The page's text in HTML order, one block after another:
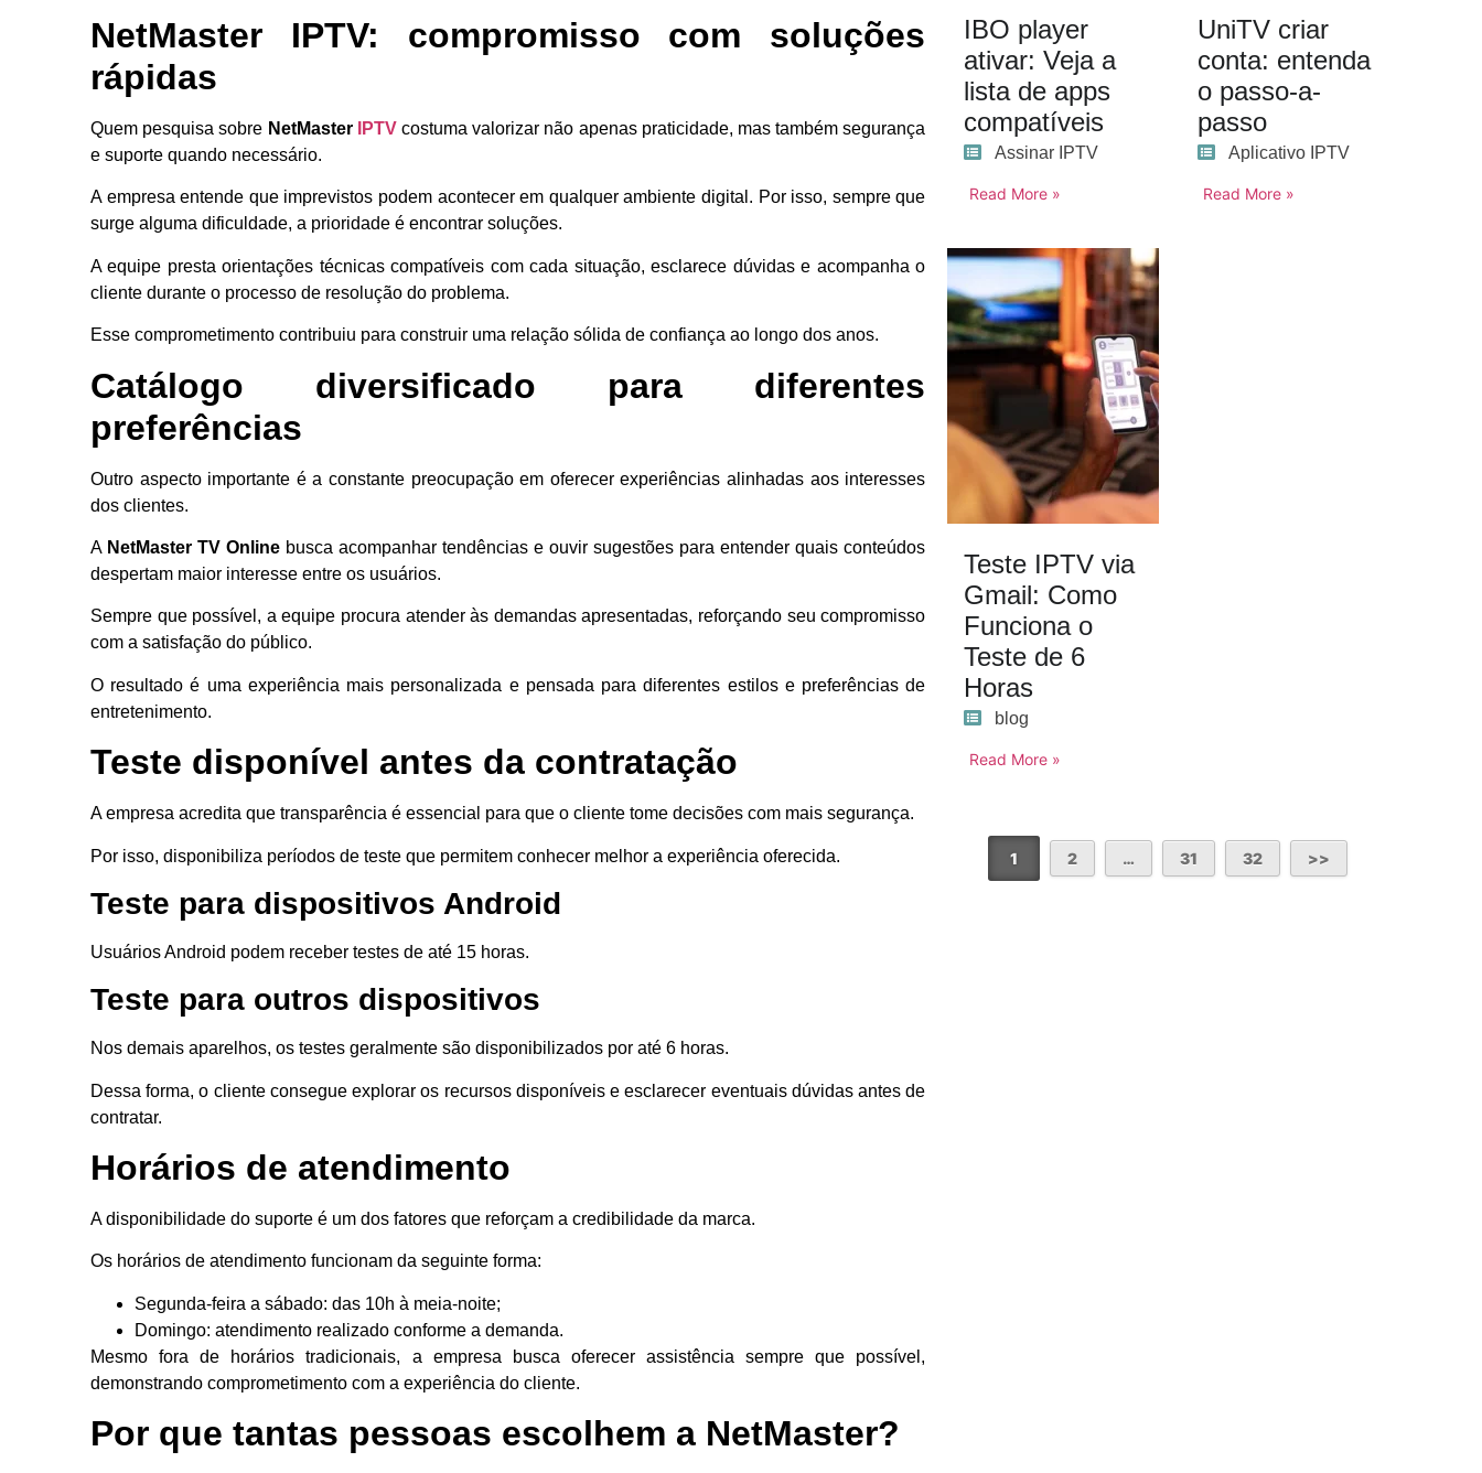
NetMaster IPTV: compromisso com soluções
rápidas
Quem pesquisa sobre NetMaster IPTVcostuma valorizar não apenas praticidade, mas também segurança
e suporte quando necessário.
A empresa entende que imprevistos podem acontecer em qualquer ambiente digital. Por isso, sempre que
surge alguma dificuldade, a prioridade é encontrar soluções.
A equipe presta orientações técnicas compatíveis com cada situação, esclarece dúvidas e acompanha o
cliente durante o processo de resolução do problema.
Esse comprometimento contribuiu para construir uma relação sólida de confiança ao longo dos anos.
Catálogo diversificado para diferentes
preferências
Outro aspecto importante é a constante preocupação em oferecer experiências alinhadas aos interesses
dos clientes.
A NetMaster TV Online busca acompanhar tendências e ouvir sugestões para entender quais conteúdos
despertam maior interesse entre os usuários.
Sempre que possível, a equipe procura atender às demandas apresentadas, reforçando seu compromisso
com a satisfação do público.
O resultado é uma experiência mais personalizada e pensada para diferentes estilos e preferências de
entretenimento.
Teste disponível antes da contratação
A empresa acredita que transparência é essencial para que o cliente tome decisões com mais segurança.
Por isso, disponibiliza períodos de teste que permitem conhecer melhor a experiência oferecida.
Teste para dispositivos Android
Usuários Android podem receber testes de até 15 horas.
Teste para outros dispositivos
Nos demais aparelhos, os testes geralmente são disponibilizados por até 6 horas.
Dessa forma, o cliente consegue explorar os recursos disponíveis e esclarecer eventuais dúvidas antes de
contratar.
Horários de atendimento
A disponibilidade do suporte é um dos fatores que reforçam a credibilidade da marca.
Os horários de atendimento funcionam da seguinte forma:
Segunda-feira a sábado: das 10h à meia-noite;
Domingo: atendimento realizado conforme a demanda.
Mesmo fora de horários tradicionais, a empresa busca oferecer assistência sempre que possível,
demonstrando comprometimento com a experiência do cliente.
Por que tantas pessoas escolhem a NetMaster?
IBO player
ativar: Veja a
lista de apps
compatíveis
Assinar IPTV
Read More »
UniTV criar
conta: entenda
o passo-a-
passo
Aplicativo IPTV
Read More »
Teste IPTV via
Gmail: Como
Funciona o
Teste de 6
Horas
blog
Read More »
1 2 … 31 32